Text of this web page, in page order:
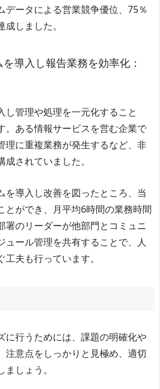
データによる営業競争優位、75％
しました。
導入し報告業務を効率化：
し管理や処理を一元化すること
。ある情報サービスを営む企業で
理に重複業務が発生するなど、非
されていました。
を導入し改善を図ったところ、当
とができ、月平均6時間の業務時間
署のリーダーが他部門とコミュニ
ュール管理を共有することで、人
夫も行っています。
に行うためには、課題の明確化や
注意点をしっかりと見極め、適切
しょう。